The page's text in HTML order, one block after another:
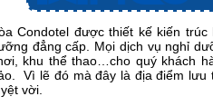
Condotel được thiết kế kiến
đẳng cấp. Mọi dịch vụ nghỉ
khu thể thao…cho quý khách
Vì lẽ đó mà đây là địa điểm lưu
vời.